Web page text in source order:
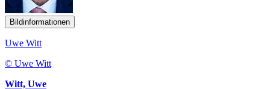
Bildinformationen
Uwe Witt
© Uwe Witt
Witt, Uwe